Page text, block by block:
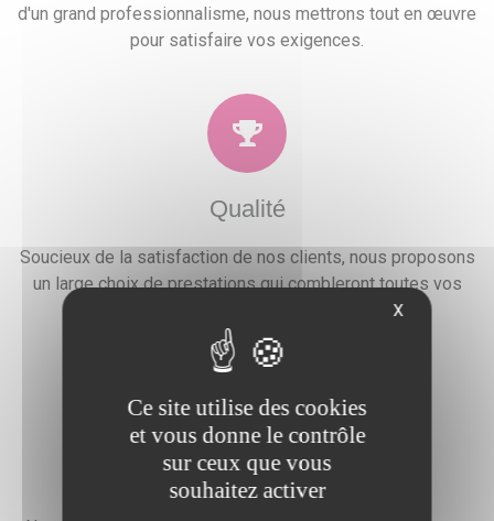
d'un grand professionnalisme, nous mettrons tout en œuvre
pour satisfaire vos exigences.
Qualité
Soucieux de la satisfaction de nos clients, nous proposons
un large choix de prestations qui combleront toutes vos
Devis gratuit
X
Ce site utilise des cookies
et vous donne le contrôle
sur ceux que vous
souhaitez activer